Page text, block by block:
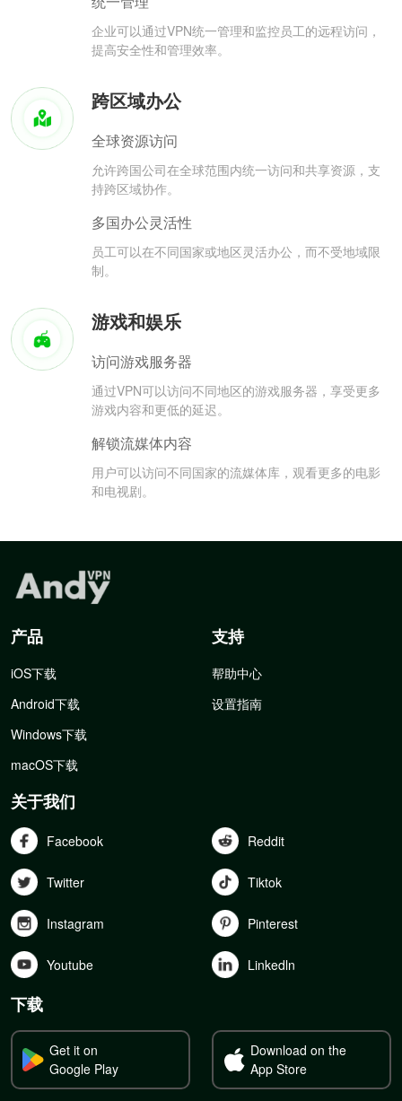
企业可以通过VPN统一管理和监控员工的远程访问，
提高安全性和管理效率。
跨区域办公
全球资源访问
允许跨国公司在全球范围内统一访问和共享资源，支
持跨区域协作。
多国办公灵活性
员工可以在不同国家或地区灵活办公，而不受地域限
制。
游戏和娱乐
访问游戏服务器
通过VPN可以访问不同地区的游戏服务器，享受更多
游戏内容和更低的延迟。
解锁流媒体内容
用户可以访问不同国家的流媒体库，观看更多的电影
和电视剧。
产品
iOS下载
Android下载
Windows下载
macOS下载
支持
帮助中心
设置指南
关于我们
Facebook Reddit
Twitter Tiktok
Instagram Pinterest
Youtube Linkedln
下载
Get it on
Google Play
Download on the
App Store